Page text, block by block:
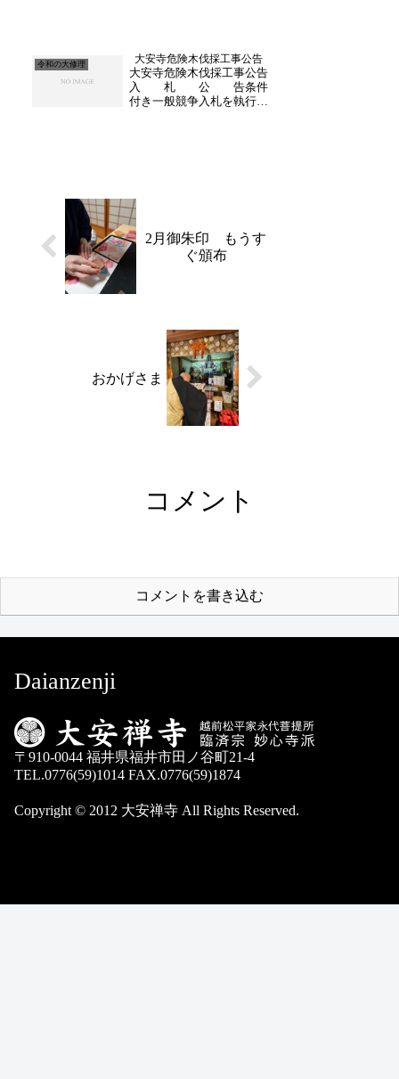
るにつれ見えてくる威厳溢
れる復原された本堂に感動
します。内部の作業も終
盤。...
令和の大修理 大安寺危険木伐採工事公告
大安寺危険木伐採工事公告
入 札 公 告条件
付き一般競争入札を執行す
2月御朱印 もうす
ぐ頒布
おかげさま
コメント
コメントを書き込む
Daianzenji
〒910-0044 福井県福井市田ノ谷町21-4
TEL.0776(59)1014 FAX.0776(59)1874
Copyright © 2012 大安禅寺 All Rights Reserved.